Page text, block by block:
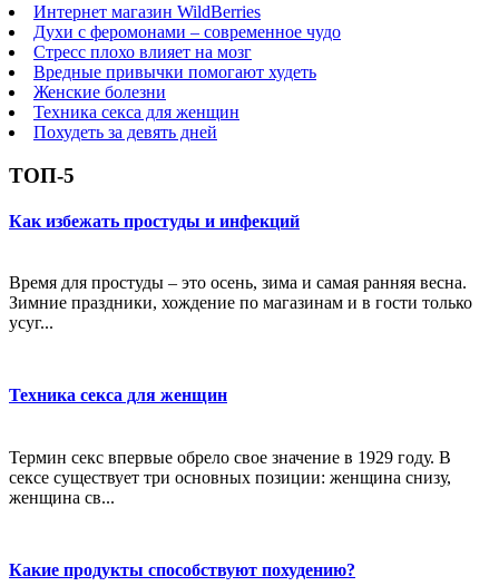
Интернет магазин WildBerries
Духи с феромонами – современное чудо
Стресс плохо влияет на мозг
Вредные привычки помогают худеть
Женские болезни
Техника секса для женщин
Похудеть за девять дней
ТОП-5
Как избежать простуды и инфекций
Время для простуды – это осень, зима и самая ранняя весна.
Зимние праздники, хождение по магазинам и в гости только
усуг...
Техника секса для женщин
Термин секс впервые обрело свое значение в 1929 году. В
сексе существует три основных позиции: женщина снизу,
женщина св...
Какие продукты способствуют похудению?